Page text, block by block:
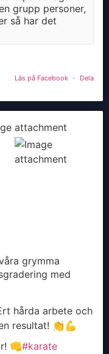
grupp personer,
så har det
Läs på Facebook · Dela
grymma
med
hårda arbete och
resultat! 👏💪
👊#karate